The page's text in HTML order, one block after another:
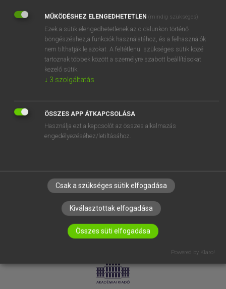
EGYÉNI FELHASZNÁLÓKNAK
TANULÓKNAK
OKTATÁSI INTÉZMÉNYEKNEK
VÁLLALATI MEGOLDÁSOK
RÓLUNK
ELÉRHETŐSÉG
SÜTI BEÁLLÍTÁSOK
LICENCSZERZŐDÉS ADATVÉDELEM
MŰKÖDÉSHEZ ELENGEDHETETLEN (mindig szükséges)
Ezek a sütik elengedhetetlenek az oldalunkon történő
böngészéshez,a funkciók használatához, és a felhasználók
nem tilthatják le azokat. A feltétlenül szükséges sütik közé
tartoznak többek között a személyre szabott beállításokat
kezelő sütik.
↓ 3 szolgáltatás
ÖSSZES APP ÁTKAPCSOLÁSA
Használja ezt a kapcsolót az összes alkalmazás
engedélyezéséhez/letiltásához.
Csak a szükséges sütik elfogadása
Kiválasztottak elfogadása
Összes süti elfogadása
Powered by Klaro!